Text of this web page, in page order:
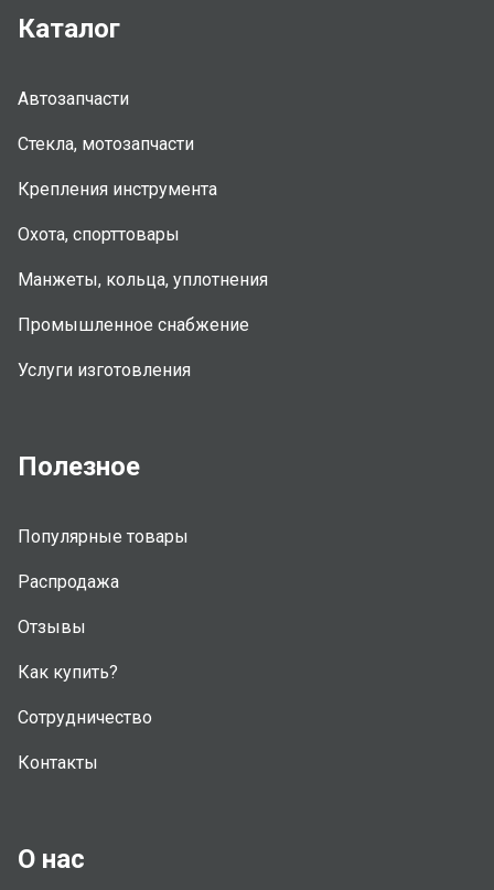
Каталог
Автозапчасти
Стекла, мотозапчасти
Крепления инструмента
Охота, спорттовары
Манжеты, кольца, уплотнения
Промышленное снабжение
Услуги изготовления
Полезное
Популярные товары
Распродажа
Отзывы
Как купить?
Сотрудничество
Контакты
О нас